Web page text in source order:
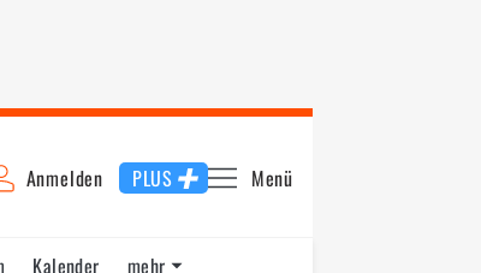
Anmelden PLUS Menü
Kalender
mehr